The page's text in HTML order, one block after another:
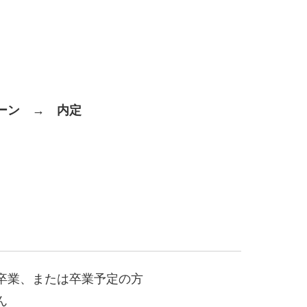
ン → 内定
業、または卒業予定の方